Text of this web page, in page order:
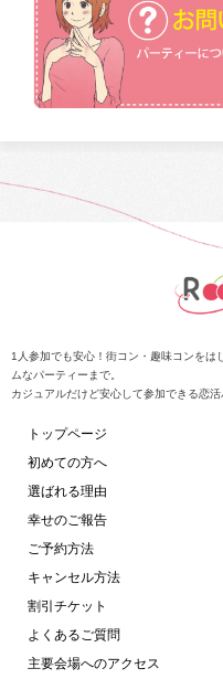
1人参加でも安心！街コン・趣味コンをは
ムなパーティーまで。
カジュアルだけど安心して参加できる恋
トップページ
初めての方へ
選ばれる理由
幸せのご報告
ご予約方法
キャンセル方法
割引チケット
よくあるご質問
主要会場へのアクセス